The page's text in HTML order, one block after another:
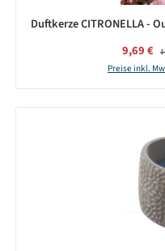
Duftkerze CITRONELLA -
9,69 €
Preise inkl.